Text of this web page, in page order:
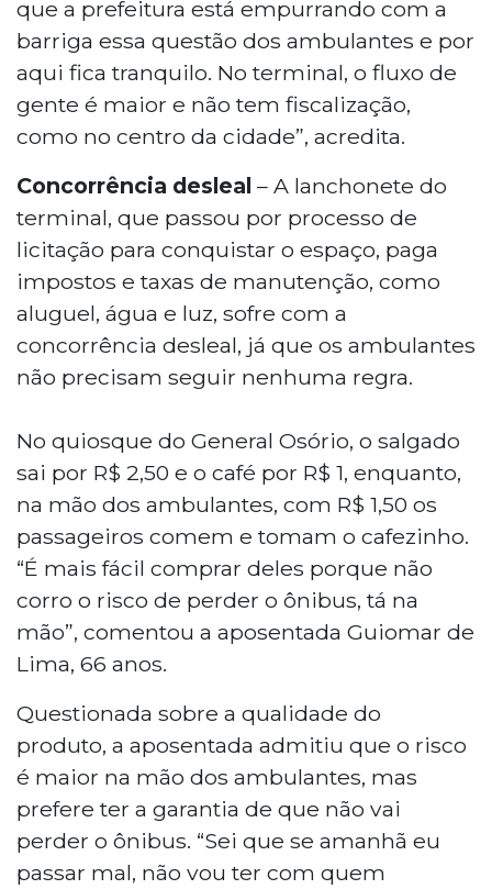
que a prefeitura está empurrando com a
barriga essa questão dos ambulantes e por
aqui fica tranquilo. No terminal, o fluxo de
gente é maior e não tem fiscalização,
como no centro da cidade”, acredita.
Concorrência desleal – A lanchonete do
terminal, que passou por processo de
licitação para conquistar o espaço, paga
impostos e taxas de manutenção, como
aluguel, água e luz, sofre com a
concorrência desleal, já que os ambulantes
não precisam seguir nenhuma regra.
No quiosque do General Osório, o salgado
sai por R$ 2,50 e o café por R$ 1, enquanto,
na mão dos ambulantes, com R$ 1,50 os
passageiros comem e tomam o cafezinho.
“É mais fácil comprar deles porque não
corro o risco de perder o ônibus, tá na
mão”, comentou a aposentada Guiomar de
Lima, 66 anos.
Questionada sobre a qualidade do
produto, a aposentada admitiu que o risco
é maior na mão dos ambulantes, mas
prefere ter a garantia de que não vai
perder o ônibus. “Sei que se amanhã eu
passar mal, não vou ter com quem